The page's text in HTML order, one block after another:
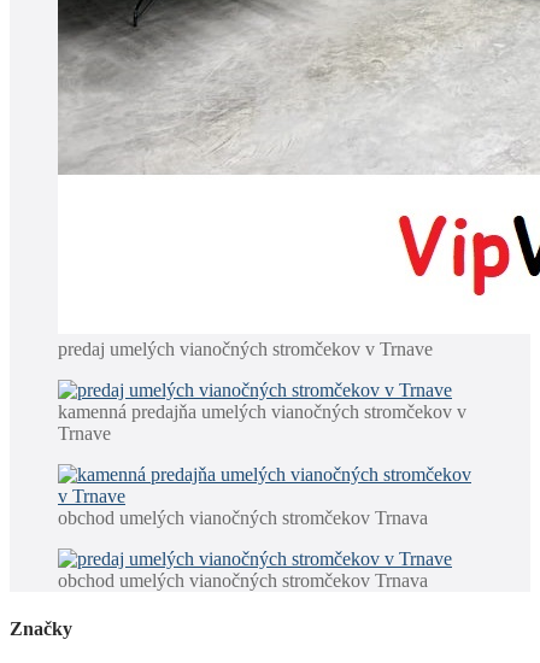
predaj umelých vianočných stromčekov v Trnave
kamenná predajňa umelých vianočných stromčekov v
Trnave
obchod umelých vianočných stromčekov Trnava
obchod umelých vianočných stromčekov Trnava
Značky